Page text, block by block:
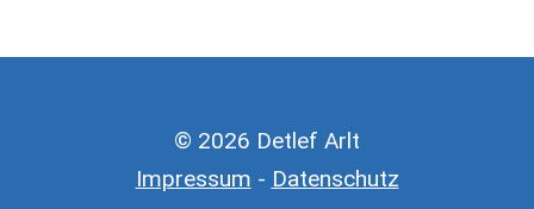
© 2026 Detlef Arlt
Impressum - Datenschutz